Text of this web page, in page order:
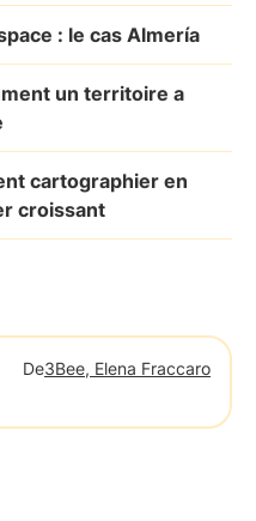
: le cas Almería
un territoire a
cartographier en
croissant
De3Bee, Elena Fraccaro